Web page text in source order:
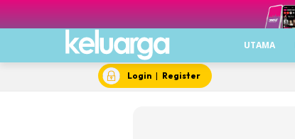
UTAMA
Login | Register